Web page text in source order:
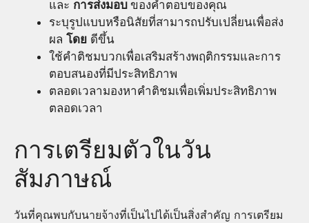
และ การส่งมอบ ของคำตอบของคุณ
ระบุรูปแบบหรือนิสัยที่สามารถปรับเปลี่ยนเพื่อส่ง
ผล โดย ดีขึ้น
ใช้คำติชมบวกเพื่อเสริมสร้างพฤติกรรมและการ
ตอบสนองที่มีประสิทธิภาพ
ตลอดเวลามองหาคำติชมเพื่อเพิ่มประสิทธิภาพ
ตลอดเวลา
การเตรียมตัวในวัน
สัมภาษณ์
วันที่คุณพบกับนายจ้างที่เป็นไปได้เป็นสิ่งสำคัญ การเตรียม